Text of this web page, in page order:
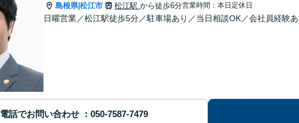
島根県|松江市 松江駅 から徒歩6分営業時間：本日定休日
日曜営業／松江駅徒歩5分／駐車場あり／当日相談OK／会社員経験あ
電話でお問い合わせ